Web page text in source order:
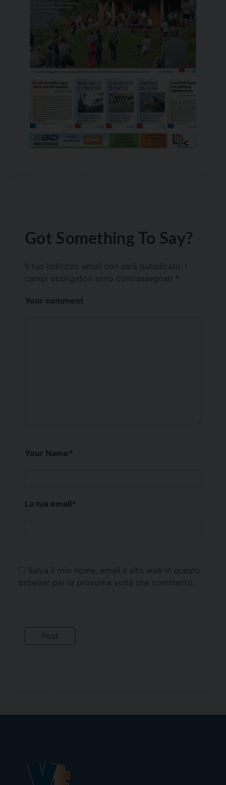
Got Something To Say?
Il tuo indirizzo email non sarà pubblicato.
campi obbligatori sono contrassegnati *
Your comment
Your Name*
La tua email*
Salva il mio nome, email e sito web in questo
browser per la prossima volta che commento.